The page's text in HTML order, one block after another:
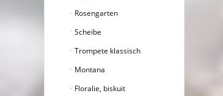
Rosengarten
Scheibe
Trompete klassisch
Montana
Floralie, biskuit